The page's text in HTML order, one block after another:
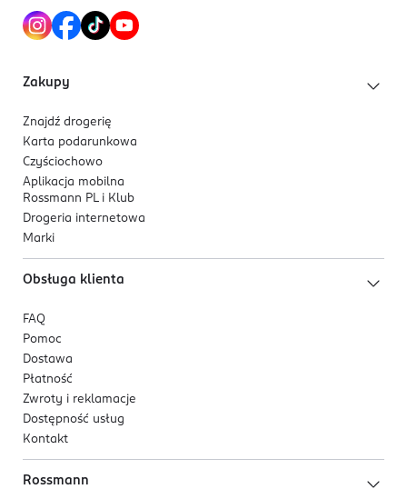
Zakupy
Znajdź drogerię
Karta podarunkowa
Czyściochowo
Aplikacja mobilna
Rossmann PL i Klub
Drogeria internetowa
Marki
Obsługa klienta
FAQ
Pomoc
Dostawa
Płatność
Zwroty i reklamacje
Dostępność usług
Kontakt
Rossmann